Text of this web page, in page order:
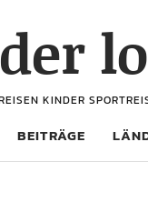
KINDER
BEITRÄGE